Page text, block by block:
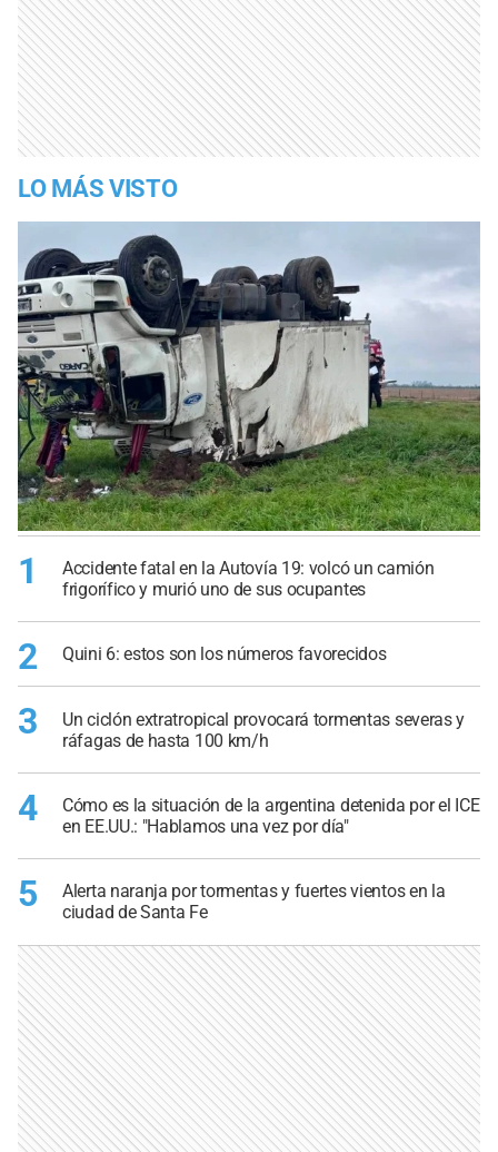
LO MÁS VISTO
1
Accidente fatal en la Autovía 19: volcó un camión
frigorífico y murió uno de sus ocupantes
2 Quini 6: estos son los números favorecidos
3
Un ciclón extratropical provocará tormentas severas y
ráfagas de hasta 100 km/h
4
Cómo es la situación de la argentina detenida por el ICE
en EE.UU.: "Hablamos una vez por día"
5
Alerta naranja por tormentas y fuertes vientos en la
ciudad de Santa Fe